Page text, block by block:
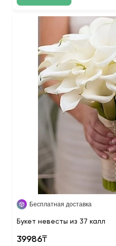
Бесплатная доставка
Букет невесты из 37 калл
39986₸